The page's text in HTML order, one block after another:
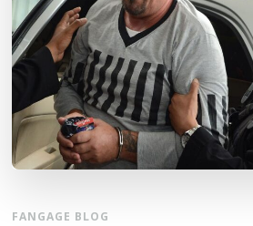
FANGAGE BLOG